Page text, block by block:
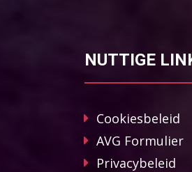
NUTTIGE
Cookiesbeleid
AVG Formulier
Privacybeleid